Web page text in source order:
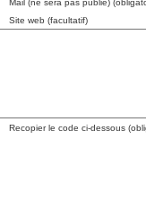
Mail (ne sera pas publié)
Site web (facultatif)
Recopier le code ci-dessous